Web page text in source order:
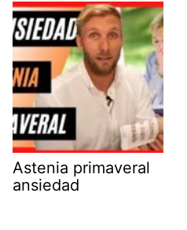
Astenia primaveral
ansiedad